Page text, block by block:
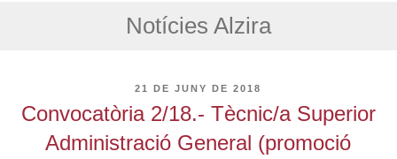
Notícies Alzira
PUBLICAT
21 DE JUNY DE 2018
Convocatòria 2/18.- Tècnic/a Superior
Administració General (promoció